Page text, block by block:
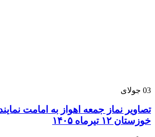
03 جولای
تصاویر نماز جمعه اهواز به امامت
خوزستان ۱۲ تیرماه ۱۴۰۵